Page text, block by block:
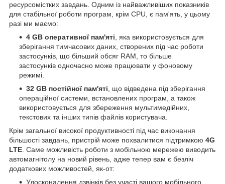
ресурсомістких завдань. Одним із найважливіших показників
для стабільної роботи програм, крім CPU, є пам'ять, у цьому
разі ми маємо:
4 GB оперативної пам'яті, яка використовується для
зберігання тимчасових даних, створених під час роботи
застосунків, що більший обсяг RAM, то більше
застосунків одночасно може працювати у фоновому
режимі.
32 GB постійної пам'яті, що відведена під зберігання
операційної системи, встановлених програм, а також
використовується для збереження мультимедійних,
текстових та інших типів файлів користувача.
Крім загальної високої продуктивності під час виконання
більшості завдань, пристрій може похвалитися підтримкою 4G
LTE. Саме можливість роботи з мобільною мережею виводить
автомагнітолу на новий рівень, адже тепер вам є безліч
додаткових можливостей, як-от:
Удосконалення дзвінків без участі вашого мобільного